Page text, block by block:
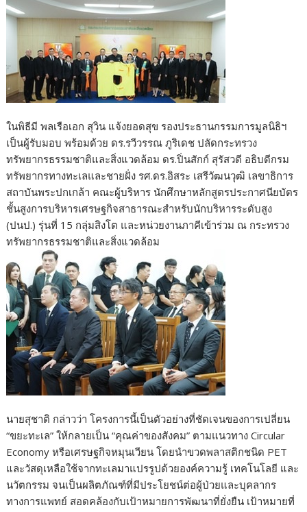
ในพิธีมี พลเรือเอก สุวิน แจ้งยอดสุข รองประธานกรรมการมูลนิธิฯ
เป็นผู้รับมอบ พร้อมด้วย ดร.รวีวรรณ ภูริเดช ปลัดกระทรวง
ทรัพยากรธรรมชาติและสิ่งแวดล้อม ดร.ปิ่นสักก์ สุรัสวดี อธิบดีกรม
ทรัพยากรทางทะเลและชายฝั่ง รศ.ดร.อิสระ เสรีวัฒนวุฒิ เลขาธิการ
สถาบันพระปกเกล้า คณะผู้บริหาร นักศึกษาหลักสูตรประกาศนียบัตร
ชั้นสูงการบริหารเศรษฐกิจสาธารณะสำหรับนักบริหารระดับสูง
(ปนป.) รุ่นที่ 15 กลุ่มสิงโต และหน่วยงานภาคีเข้าร่วม ณ กระทรวง
ทรัพยากรธรรมชาติและสิ่งแวดล้อม
นายสุชาติ กล่าวว่า โครงการนี้เป็นตัวอย่างที่ชัดเจนของการเปลี่ยน
“ขยะทะเล” ให้กลายเป็น “คุณค่าของสังคม” ตามแนวทาง Circular
Economy หรือเศรษฐกิจหมุนเวียน โดยนำขวดพลาสติกชนิด PET
และวัสดุเหลือใช้จากทะเลมาแปรรูปด้วยองค์ความรู้ เทคโนโลยี และ
นวัตกรรม จนเป็นผลิตภัณฑ์ที่มีประโยชน์ต่อผู้ป่วยและบุคลากร
ทางการแพทย์ สอดคล้องกับเป้าหมายการพัฒนาที่ยั่งยืน เป้าหมายที่